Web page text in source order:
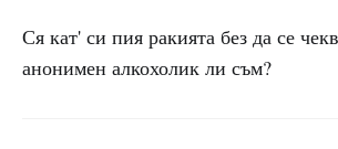
Ся кат' си пия ракията без да се
анонимен алкохолик ли съм?